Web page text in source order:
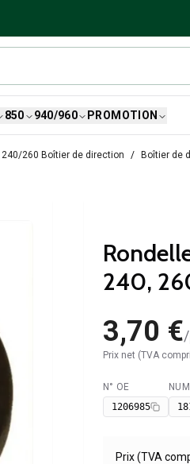
850 940/960 PROMOTION
240/260 Boîtier de direction Boîtier de
240,
3,70 €/
Prix net (TVA
Disponible
N° OE
1206985
Prix (TVA